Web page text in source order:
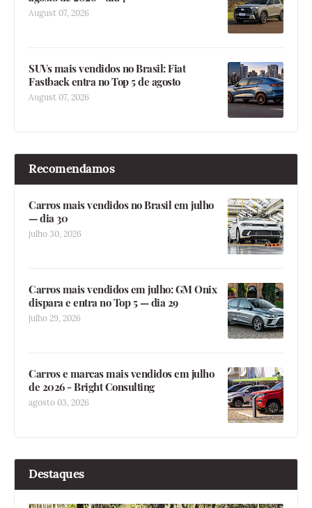
August 07, 2026
SUVs mais vendidos no Brasil: Fiat
Fastback entra no Top 5 de agosto
August 07, 2026
Recomendamos
Carros mais vendidos no Brasil em julho
— dia 30
julho 30, 2026
Carros mais vendidos em julho: GM Onix
dispara e entra no Top 5 — dia 29
julho 29, 2026
Carros e marcas mais vendidos em julho
de 2026 - Bright Consulting
agosto 03, 2026
Destaques